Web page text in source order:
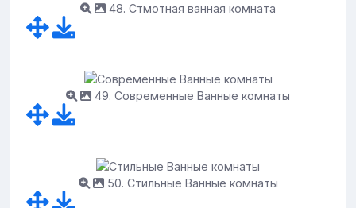
48. Стмотная ванная комната
49. Современные Ванные комнаты
50. Стильные Ванные комнаты